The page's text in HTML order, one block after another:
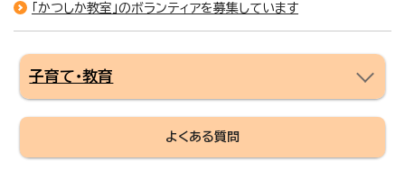
「かつしか教室」のボランティアを募集しています
子育て・教育
よくある質問